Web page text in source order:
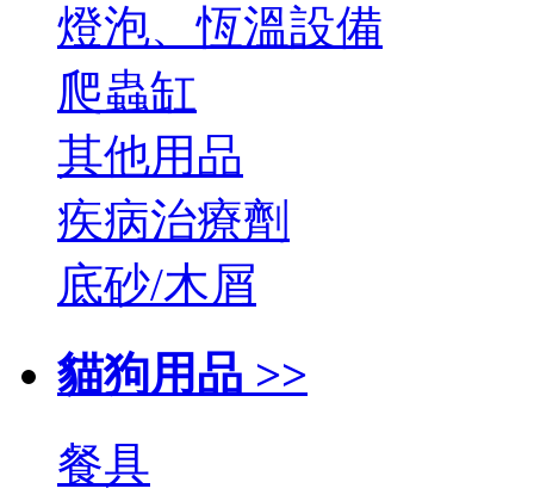
燈泡、恆溫設備
爬蟲缸
其他用品
疾病治療劑
底砂/木屑
貓狗用品 >>
餐具